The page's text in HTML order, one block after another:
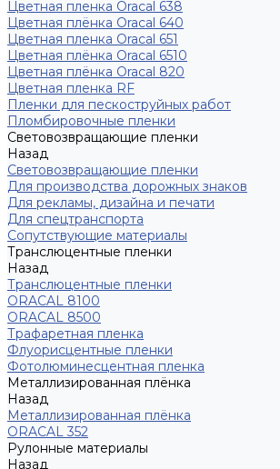
Цветная пленка Oracal 638
Цветная плёнка Oracal 640
Цветная пленка Oracal 651
Цветная плёнка Oracal 6510
Цветная плёнка Oracal 820
Цветная пленка RF
Пленки для пескоструйных работ
Пломбировочные пленки
Световозвращающие пленки
Назад
Световозвращающие пленки
Для производства дорожных знаков
Для рекламы, дизайна и печати
Для спецтранспорта
Сопутствующие материалы
Транслюцентные пленки
Назад
Транслюцентные пленки
ORACAL 8100
ORACAL 8500
Трафаретная пленка
Флуорисцентные пленки
Фотолюминесцентная пленка
Металлизированная плёнка
Назад
Металлизированная плёнка
ORACAL 352
Рулонные материалы
Назад